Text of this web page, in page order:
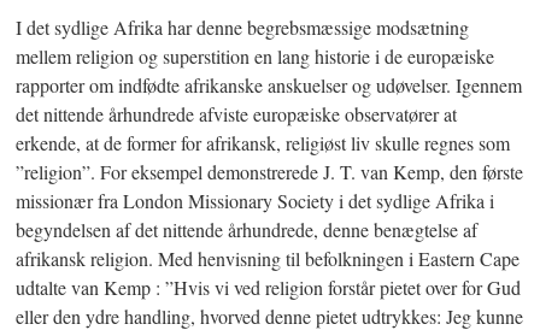
I det sydlige Afrika har denne begrebsmæssige modsætning
mellem religion og superstition en lang historie i de europæiske
rapporter om indfødte afrikanske anskuelser og udøvelser. Igennem
det nittende århundrede afviste europæiske observatører at
erkende, at de former for afrikansk, religiøst liv skulle regnes som
”religion”. For eksempel demonstrerede J. T. van Kemp, den første
missionær fra London Missionary Society i det sydlige Afrika i
begyndelsen af det nittende århundrede, denne benægtelse af
afrikansk religion. Med henvisning til befolkningen i Eastern Cape
udtalte van Kemp : ”Hvis vi ved religion forstår pietet over for Gud
eller den ydre handling, hvorved denne pietet udtrykkes: Jeg kunne